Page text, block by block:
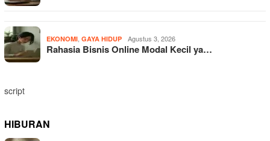
EKONOMI GAYA HIDUP Agustus 3, 2026
Rahasia Bisnis Online Modal Kecil ya…
script
HIBURAN